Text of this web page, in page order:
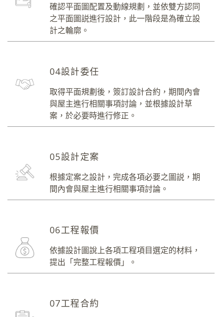
確認平面圖配置及動線規劃，並依雙方認同
之平面圖説進行設計，此一階段是為確立設
計之輪廓。
04設計委任
取得平面規劃後，簽訂設計合約，期間內會
與屋主進行相關事項討論，並根據設計草
案，於必要時進行修正。
05設計定案
根據定案之設計，完成各項必要之圖説，期
間內會與屋主進行相關事項討論。
06工程報價
依據設計圖說上各項工程項目選定的材料，
提出「完整工程報價」。
07工程合約